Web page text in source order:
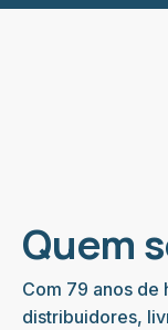
Quem
Com 79 anos de
distribuidores,